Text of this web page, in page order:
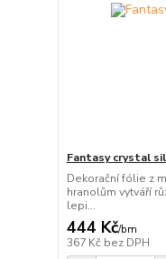
Fantasy crystal
Dekorační fólie z
hranolům vytváří
lepi...
444 Kč/bm
367 Kč bez DPH